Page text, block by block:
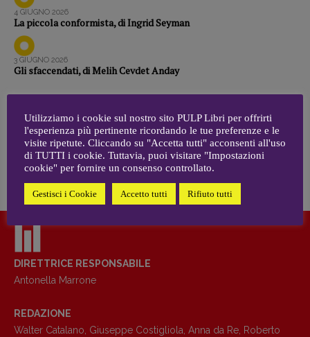
Anna da Re
Grasso,Fabio Malagnini,Valentina
Spallina
recensioni
Elio Grasso[eliovoyager@gmail.com]
Coordinamento Primo Piano:
Elisabetta Michielin
[michielin.elisabetta@gmail.com]
Coordinamento News in breve:
[anna.dare.comunicazione@gmail.com]
Fabio Malagnini
[fabio.malagnini@gmail.
media:
Valentina Marcoli
4 GIUGNO 2026
La piccola conformista, di Ingrid Seyman
3 GIUGNO 2026
Gli sfaccendati, di Melih Cevdet Anday
1 9
10 11 12 … 109 110
DIRETTRICE RESPONSABILE
Antonella Marrone
REDAZIONE
Walter Catalano Giuseppe Costigliola Anna da Re Roberto
Utilizziamo i cookie sul nostro sito PULP Libri per offrirti
l'esperienza più pertinente ricordando le tue preferenze e le
visite ripetute. Cliccando su "Accetta tutti" acconsenti all'uso
di TUTTI i cookie. Tuttavia, puoi visitare "Impostazioni
cookie" per fornire un consenso controllato.
Gestisci i Cookie Accetto tutti Rifiuto tutti